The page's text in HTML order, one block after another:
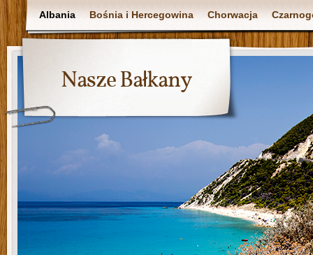
Albania Bośnia i Hercegowina Chorwacja
Nasze Bałkany